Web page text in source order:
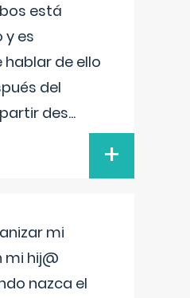
está
es
de ello
del
des...
+
mi
hij@
nazca el